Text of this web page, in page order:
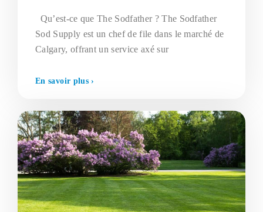
Qu’est-ce que The Sodfather ? The Sodfather
Sod Supply est un chef de file dans le marché de
Calgary, offrant un service axé sur
En savoir plus ›